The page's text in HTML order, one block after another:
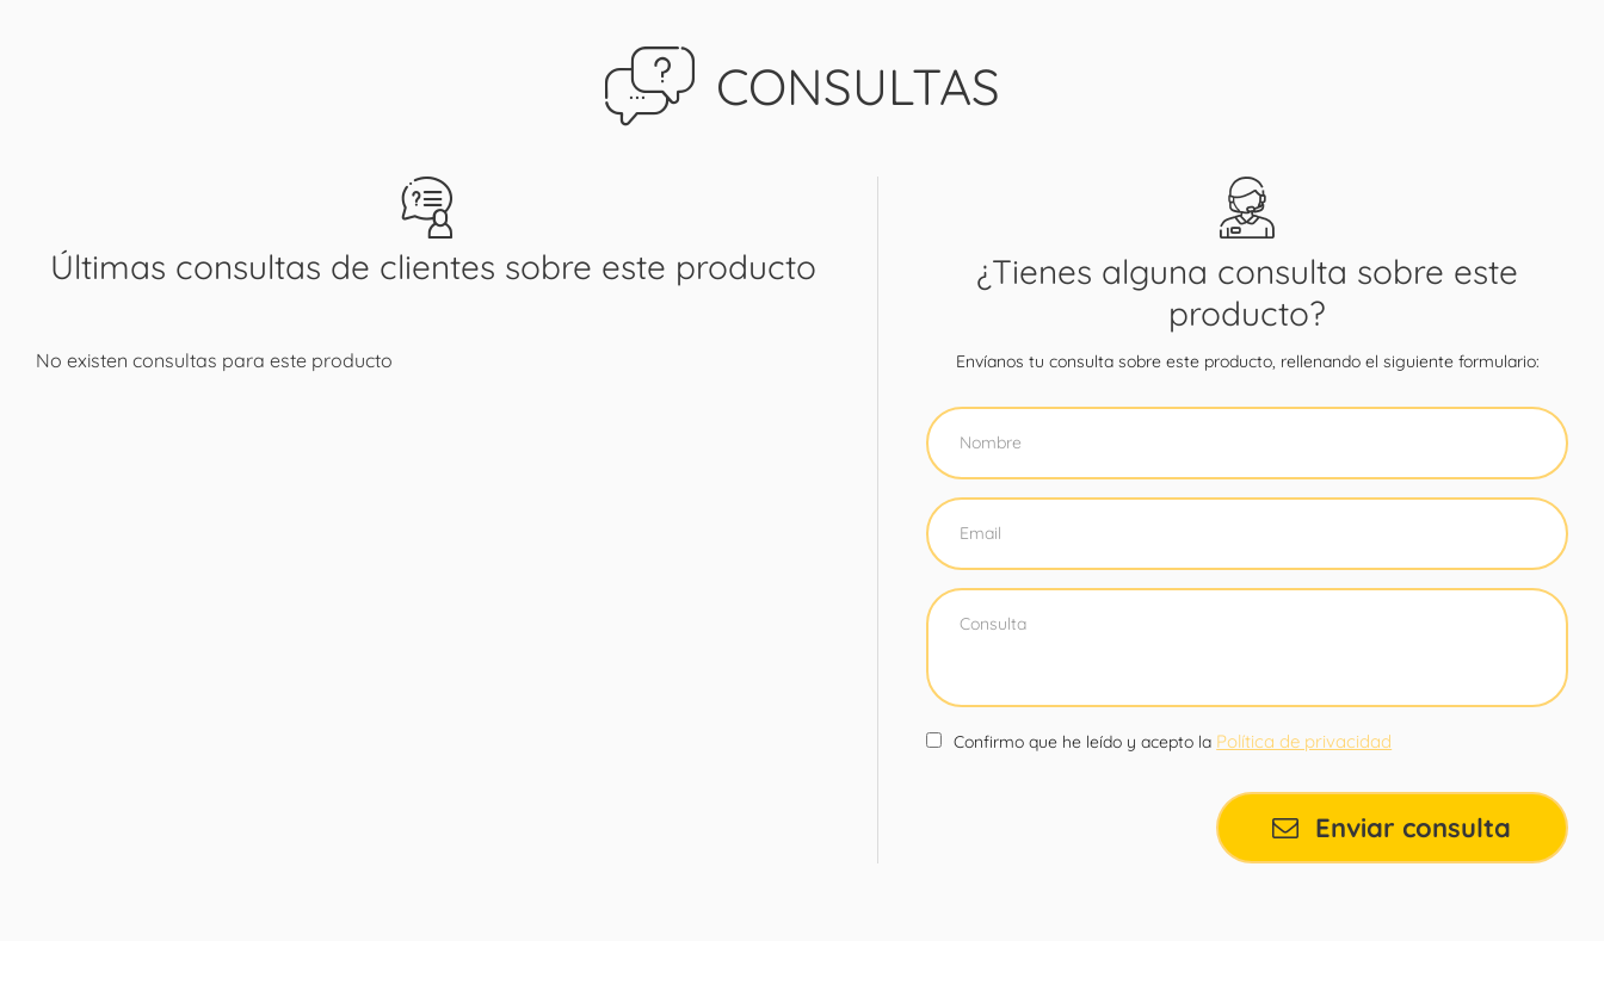
CONSULTAS
Últimas consultas de clientes sobre este producto
No existen consultas para este producto
¿Tienes alguna consulta sobre este
producto?
Envíanos tu consulta sobre este producto, rellenando el siguiente formulario:
Confirmo que he leído y acepto la Política de privacidad
Enviar consulta